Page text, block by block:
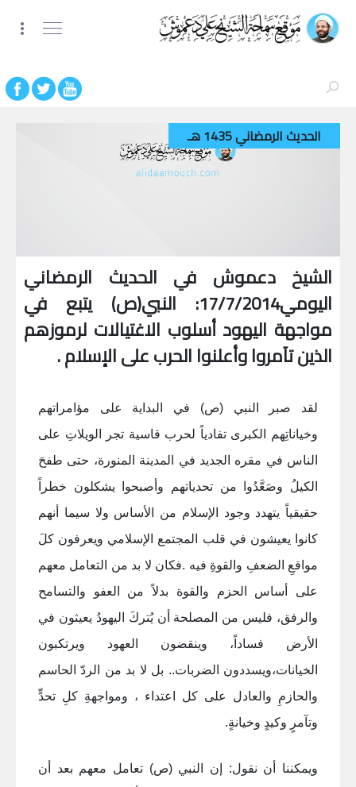
الحديث الرمضاني 1435 هـ
الشيخ دعموش في الحديث الرمضاني
اليومي17/7/2014: النبي(ص) يتبع في
مواجهة اليهود أسلوب الاغتيالات لرموزهم
الذين تآمروا وأعلنوا الحرب على الإسلام .
لقد صبر النبي (ص) في البداية على مؤامراتهم
وخياناتِهم الكبرى تفادياً لحرب قاسية تجر الويلاتِ على
الناس في مقره الجديد في المدينة المنورة، حتى طفحَ
الكيلُ وصَعَّدُوا من تحدياتهم وأصبحوا يشكلون خطراً
حقيقياً يتهدد وجود الإسلام من الأساس ولا سيما أنهم
كانوا يعيشون في قلب المجتمع الإسلامي ويعرفون كلَ
مواقعِ الضعفِ والقوةِ فيه .فكان لا بد من التعامل معهم
على أساس الحزم والقوة بدلاً من العفو والتسامح
والرفق، فليس من المصلحة أن يُتركَ اليهودُ يعيثون في
الأرض فساداً، وينقضون العهود ويرتكبون
الخيانات،ويسددون الضربات.. بل لا بد من الردّ الحاسم
والحازمِ والعادل على كل اعتداء ، ومواجهةِ كلِ تحدٍّ
وتآمرٍ وكيدٍ وخيانةٍ.
ويمكننا أن نقول: إن النبي (ص) تعامل معهم بعد أن